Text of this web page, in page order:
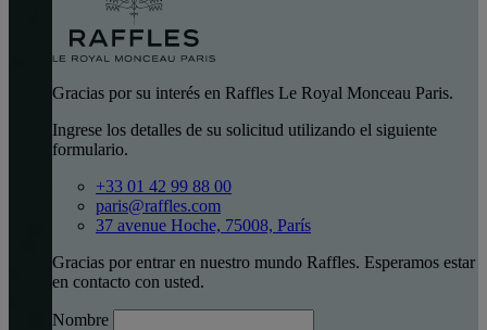
Gracias por su interés en Raffles Le Royal Monceau Paris.
Ingrese los detalles de su solicitud utilizando el siguiente
formulario.
+33 01 42 99 88 00
paris@raffles.com
37 avenue Hoche, 75008, París
Gracias por entrar en nuestro mundo Raffles. Esperamos estar
en contacto con usted.
Nombre